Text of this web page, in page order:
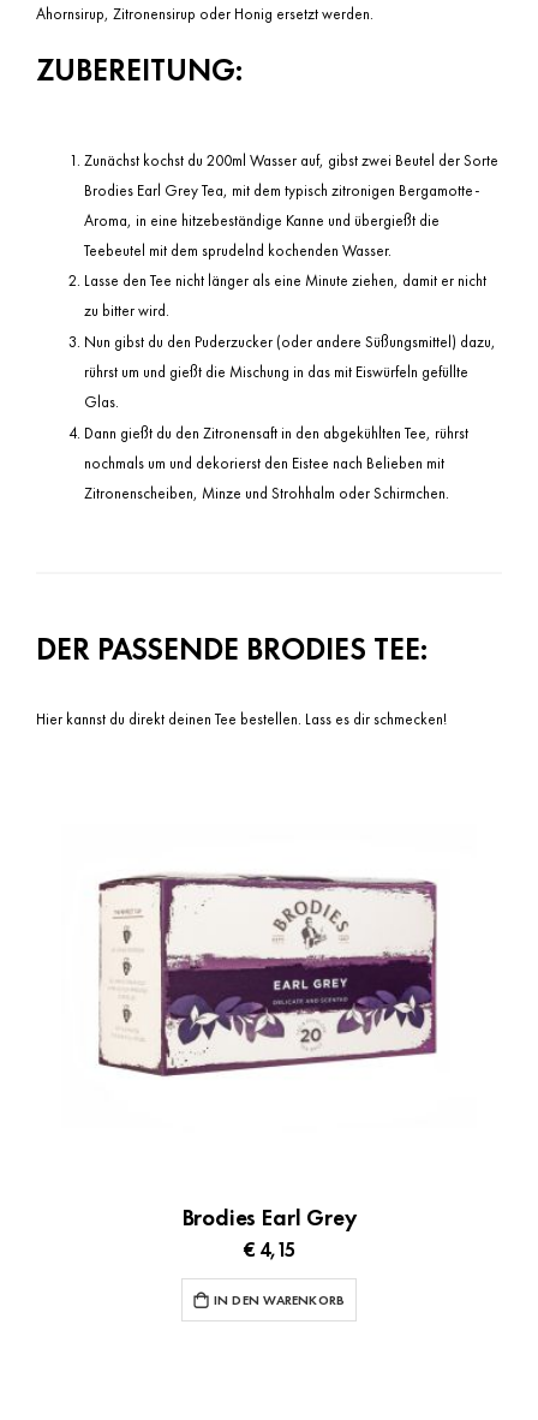
Ahornsirup, Zitronensirup oder Honig ersetzt werden.
ZUBEREITUNG:
Zunächst kochst du 200ml Wasser auf, gibst zwei Beutel der Sorte
Brodies Earl Grey Tea, mit dem typisch zitronigen Bergamotte-
Aroma, in eine hitzebeständige Kanne und übergießt die
Teebeutel mit dem sprudelnd kochenden Wasser.
Lasse den Tee nicht länger als eine Minute ziehen, damit er nicht
zu bitter wird.
Nun gibst du den Puderzucker (oder andere Süßungsmittel) dazu,
rührst um und gießt die Mischung in das mit Eiswürfeln gefüllte
Glas.
Dann gießt du den Zitronensaft in den abgekühlten Tee, rührst
nochmals um und dekorierst den Eistee nach Belieben mit
Zitronenscheiben, Minze und Strohhalm oder Schirmchen.
DER PASSENDE BRODIES TEE:
Hier kannst du direkt deinen Tee bestellen. Lass es dir schmecken!
Brodies Earl Grey
€ 4,15
IN DEN WARENKORB